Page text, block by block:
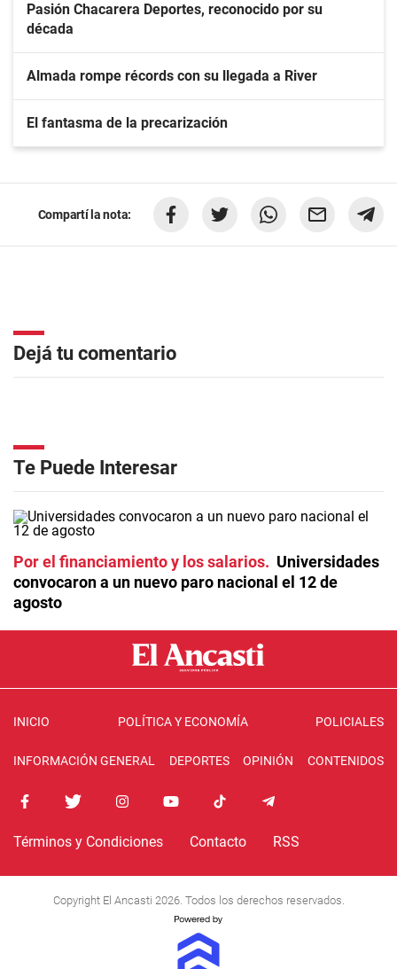
Pasión Chacarera Deportes, reconocido por su
década
Almada rompe récords con su llegada a River
El fantasma de la precarización
Compartí la nota:
Dejá tu comentario
Te Puede Interesar
Por el financiamiento y los salarios
Universidades
convocaron a un nuevo paro nacional el 12 de
agosto
INICIO POLÍTICA Y ECONOMÍA POLICIALES
INFORMACIÓN GENERAL DEPORTES OPINIÓN CONTENIDOS
Términos y Condiciones Contacto RSS
Copyright El Ancasti 2026. Todos los derechos reservados.